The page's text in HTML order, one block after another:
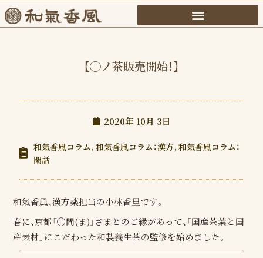
内
容
【◯ノ茶販売開始！】
2020年 10月 3日
和氣香風コラム,和氣香風コラム：漢方,和氣香風コラム：
閑話
和氣香風、漢方薬担当の小林香里です。
春に、京都「◯間(ま)」さまとのご縁があって、「国産茶葉と国
産素材」にこだわった和製養生茶の監修を始めました。